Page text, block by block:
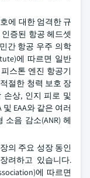
에 대한 엄격한 규
증된 항공 헤드셋
간 항공 우주 의학
에 따르면 일반
스톤 엔진 항공기
절한 청력 보호 장
상, 인지 피로 및
EAA와 같은 여러
음 감소(ANR) 헤
의 주요 성장 동인
려하고 있습니다.
에 따르면